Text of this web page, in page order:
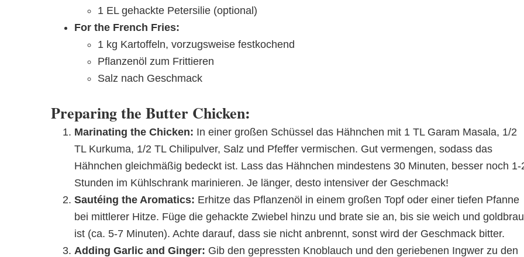
1 EL gehackte Petersilie (optional)
For the French Fries:
1 kg Kartoffeln, vorzugsweise festkochend
Pflanzenöl zum Frittieren
Salz nach Geschmack
Preparing the Butter Chicken:
Marinating the Chicken: In einer großen Schüssel das Hähnchen mit 1 TL Garam Masala, 1/2
TL Kurkuma, 1/2 TL Chilipulver, Salz und Pfeffer vermischen. Gut vermengen, sodass das
Hähnchen gleichmäßig bedeckt ist. Lass das Hähnchen mindestens 30 Minuten, besser noch 1-
Stunden im Kühlschrank marinieren. Je länger, desto intensiver der Geschmack!
Sautéing the Aromatics: Erhitze das Pflanzenöl in einem großen Topf oder einer tiefen Pfanne
bei mittlerer Hitze. Füge die gehackte Zwiebel hinzu und brate sie an, bis sie weich und
ist (ca. 5-7 Minuten). Achte darauf, dass sie nicht anbrennt, sonst wird der Geschmack bitter.
Adding Garlic and Ginger: Gib den gepressten Knoblauch und den geriebenen Ingwer zu den